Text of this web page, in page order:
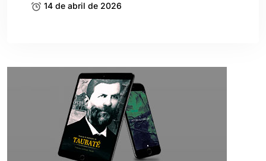
14 de abril de 2026